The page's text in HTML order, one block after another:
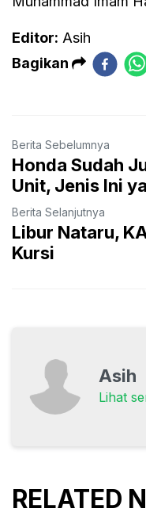
Editor: Asih
Bagikan
Berita Sebelumnya
Honda Sudah
Unit, Jenis Ini
Berita Selanjutnya
Libur Nataru,
Kursi
Asih
Lihat
RELATED